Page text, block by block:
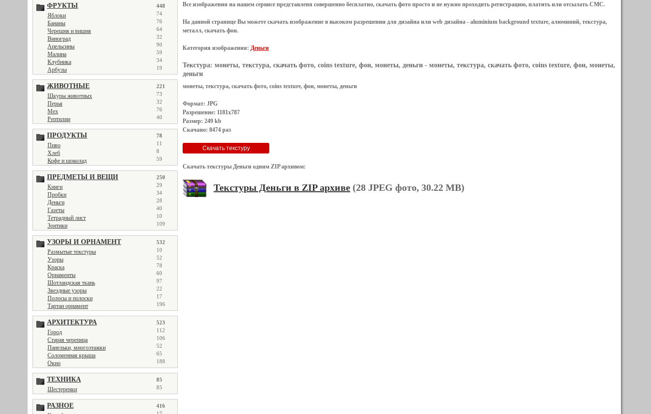
ФРУКТЫ 448
Яблоки 74
Бананы 76
Черешня и вишня 64
Виноград 32
Апельсины 90
Малина 59
Клубника 34
Арбузы 19
ЖИВОТНЫЕ 221
Шкуры животных 73
Перья 32
Мех 76
Рептилии 40
ПРОДУКТЫ 78
Пиво 11
Хлеб 8
Кофе и шоколад 59
ПРЕДМЕТЫ И ВЕЩИ 250
Книги 29
Пробки 34
Деньги 28
Газеты 40
Тетрадный лист 10
Зонтики 109
УЗОРЫ И ОРНАМЕНТ 532
Размытые текстуры 10
Узоры 52
Краска 78
Орнаменты 60
Шотландская ткань 97
Звездные узоры 22
Полосы и полоски 17
Тартан орнамент 196
АРХИТЕКТУРА 523
Город 112
Старая черепица 106
Панельки, многоэтажки 52
Соломенная крыша 65
Окно 188
ТЕХНИКА 85
Шестеренки 85
РАЗНОЕ 416
Все изображения на нашем сервисе представленя совершенно бесплатно, скачать фото просто и не нужно проходить регистрацию, платить или отсылать СМС.
На данной странице Вы можете скачать изображение в высоком разрешении для дизайна или web дизайна - aluminium background texture, алюминий, текстура,
металл, скачать фон.
Категория изображения: Деньги
Текстура: монеты, текстура, скачать фото, coins texture, фон, монеты, деньги - монеты, текстура, скачать фото, coins texture, фон, монеты,
деньги
монеты, текстура, скачать фото, coins texture, фон, монеты, деньги
Формат: JPG
Разрешение: 1181x787
Размер: 249 kb
Скачано: 8474 раз
Скачать текстуры Деньги одним ZIP архивом:
Текстуры Деньги в ZIP архиве (28 JPEG фото, 30.22 MB)